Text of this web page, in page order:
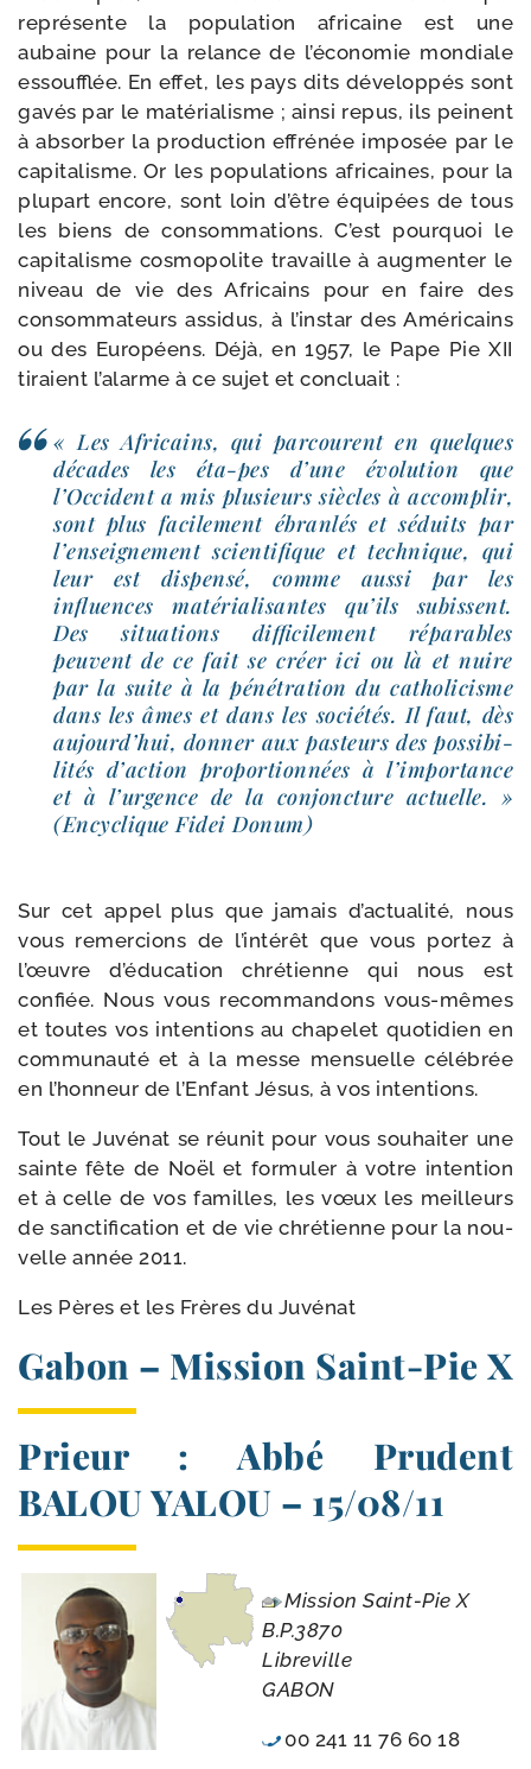
repré­sente la popu­la­tion afri­caine est une
aubaine pour la relance de l’économie mon­diale
essouf­flée. En effet, les pays dits déve­lop­pés sont
gavés par le maté­ria­lisme ; ain­si repus, ils peinent
à absor­ber la pro­duc­tion effré­née impo­sée par le
capi­ta­lisme. Or les popu­la­tions afri­caines, pour la
plu­part encore, sont loin d’être équi­pées de tous
les biens de consom­ma­tions. C’est pour­quoi le
capi­ta­lisme cos­mo­po­lite tra­vaille à aug­men­ter le
niveau de vie des Africains pour en faire des
consom­ma­teurs assi­dus, à l’instar des Américains
ou des Européens. Déjà, en 1957, le Pape Pie XII
tiraient l’alarme à ce sujet et concluait :
« Les Africains, qui par­courent en quelques
décades les éta-​pes d’une évo­lu­tion que
l’Occident a mis plu­sieurs siècles à accom­plir,
sont plus faci­le­ment ébran­lés et séduits par
l’en­sei­gne­ment scien­ti­fique et tech­nique, qui
leur est dis­pen­sé, comme aus­si par les
influences maté­ria­li­santes qu’ils subissent.
Des situa­tions dif­fi­ci­le­ment répa­rables
peuvent de ce fait se créer ici ou là et nuire
par la suite à la péné­tra­tion du catho­li­cisme
dans les âmes et dans les socié­tés. Il faut, dès
aujourd’hui, don­ner aux pas­teurs des pos­si­bi­
li­tés d’ac­tion pro­por­tion­nées à l’im­por­tance
et à l’ur­gence de la conjonc­ture actuelle. »
(Encyclique Fidei Donum)
Sur cet appel plus que jamais d’actualité, nous
vous remer­cions de l’intérêt que vous por­tez à
l’œuvre d’éducation chré­tienne qui nous est
confiée. Nous vous recom­man­dons vous-​mêmes
et toutes vos inten­tions au cha­pe­let quo­ti­dien en
com­mu­nau­té et à la messe men­suelle célé­brée
en l’honneur de l’Enfant Jésus, à vos intentions.
Tout le Juvénat se réunit pour vous sou­hai­ter une
sainte fête de Noël et for­mu­ler à votre inten­tion
et à celle de vos familles, les vœux les meilleurs
de sanc­ti­fi­ca­tion et de vie chré­tienne pour la nou-​
velle année 2011.
Les Pères et les Frères du Juvénat
Gabon – Mission Saint-​Pie X
Prieur : Abbé Prudent
BALOU YALOU – 15/​08/​11
Mission Saint-​Pie X
B.P.3870
Libreville
GABON
00 241 11 76 60 18